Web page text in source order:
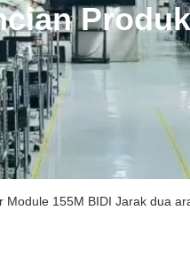
Produk
Module 155M BIDI Jarak dua